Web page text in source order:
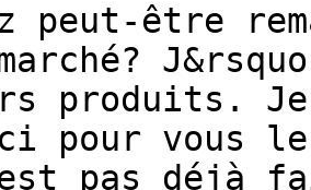
peut-être
produits. Je
pour vous
pas déjà